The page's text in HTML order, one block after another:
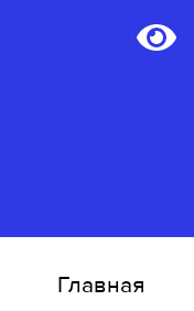
Главная